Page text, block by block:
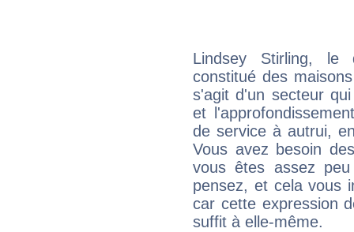
Lindsey Stirling, le
constitué des
s'agit d'un secteur
et
de service à autrui,
Vous avez besoin
vous êtes assez
pensez, et cela vous
car cette expression
suffit à elle-même.